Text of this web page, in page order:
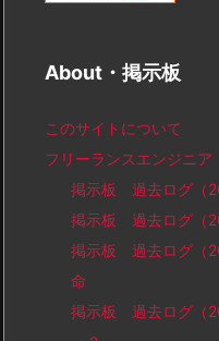
About・掲示板
このサイトについて
フリーランスエンジニ
掲示板 過去ログ（
掲示板 過去ログ（
掲示板 過去ログ（
命
掲示板 過去ログ（